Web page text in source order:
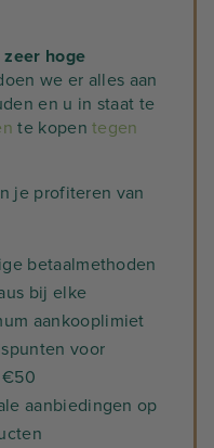
hoge
we er alles aan
en u in staat te
te kopentegen
je profiteren van
betaalmethoden
bij elke
aankooplimiet
voor
€50
aanbiedingen op